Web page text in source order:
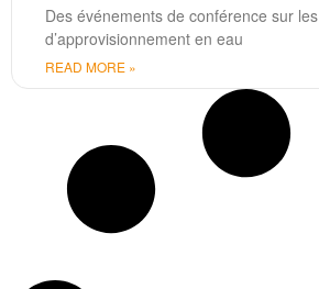
Des événements de conférence sur
d’approvisionnement en eau
READ MORE »